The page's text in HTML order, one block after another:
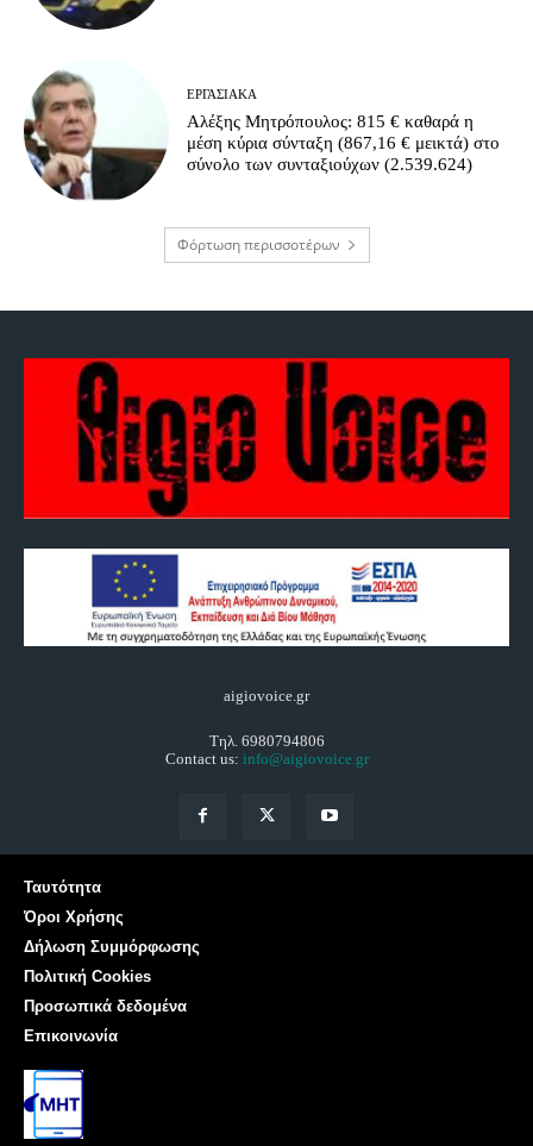
ΕΡΓΑΣΙΑΚΆ
Αλέξης Μητρόπουλος: 815 € καθαρά η
μέση κύρια σύνταξη (867,16 € μεικτά) στο
σύνολο των συνταξιούχων (2.539.624)
Φόρτωση περισσοτέρων
aigiovoice.gr
Τηλ. 6980794806
Contact us: info@aigiovoice.gr
Ταυτότητα
Όροι Χρήσης
Δήλωση Συμμόρφωσης
Πολιτική Cookies
Προσωπικά δεδομένα
Επικοινωνία